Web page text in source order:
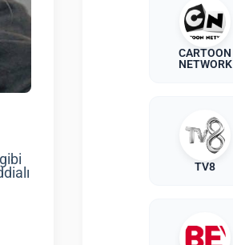
CARTOON
NETWORK
TV8